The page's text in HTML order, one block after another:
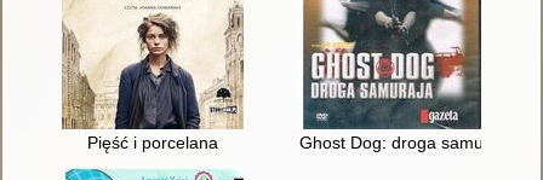
Pięść i porcelana Ghost Dog: droga samuraja